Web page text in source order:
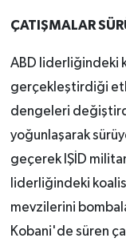
ÇATIŞMALAR
ABD liderliğindeki
gerçekleştirdiği
dengeleri
yoğunlaşarak
geçerek IŞİD
liderliğindeki
mevzilerini
Kobani'de süren